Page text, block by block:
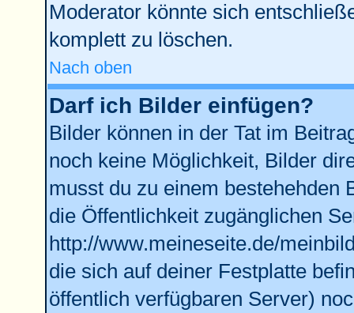
Moderator könnte sich
komplett zu löschen.
Nach oben
Darf ich Bilder einfügen?
Bilder können in der Tat im
noch keine Möglichkeit, Bilder
musst du zu einem bestehehden
die Öffentlichkeit zugänglichen
http://www.meineseite.de/
die sich auf deiner Festplatte
öffentlich verfügbaren Server)